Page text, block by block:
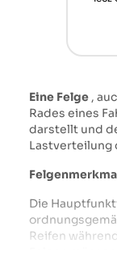
Eine Felge ,
Rades eines
darstellt und
Lastverteilung
Die
Reifen